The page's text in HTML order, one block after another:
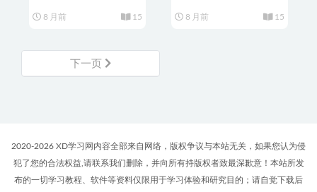
8 月前 15
线下课）
8 月前 15
下一页
2020-2026 XD学习网内容全部来自网络，版权争议与本站无关，如果您认为侵
犯了您的合法权益,请联系我们删除，并向所有持版权者致最深歉意！本站所发
布的一切学习教程、软件等资料仅限用于学习体验和研究目的；请自觉下载后